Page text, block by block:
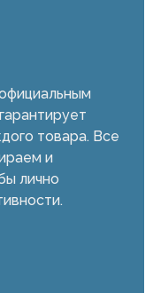
товара. Все
и
лично